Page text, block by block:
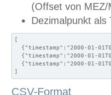
(Offset von MEZ/
Dezimalpunkt als
[
{"timestamp":"2000-01-
{"timestamp":"2000-01-
{"timestamp":"2000-01-
]
CSV-Format